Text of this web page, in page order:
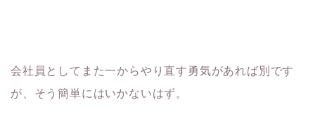
会社員としてまた一からやり直す勇気があれば別です
が、そう簡単にはいかないはず。